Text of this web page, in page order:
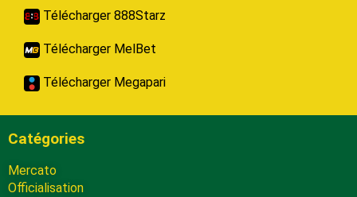
Télécharger 888Starz
Télécharger MelBet
Télécharger Megapari
Catégories
Mercato
Officialisation